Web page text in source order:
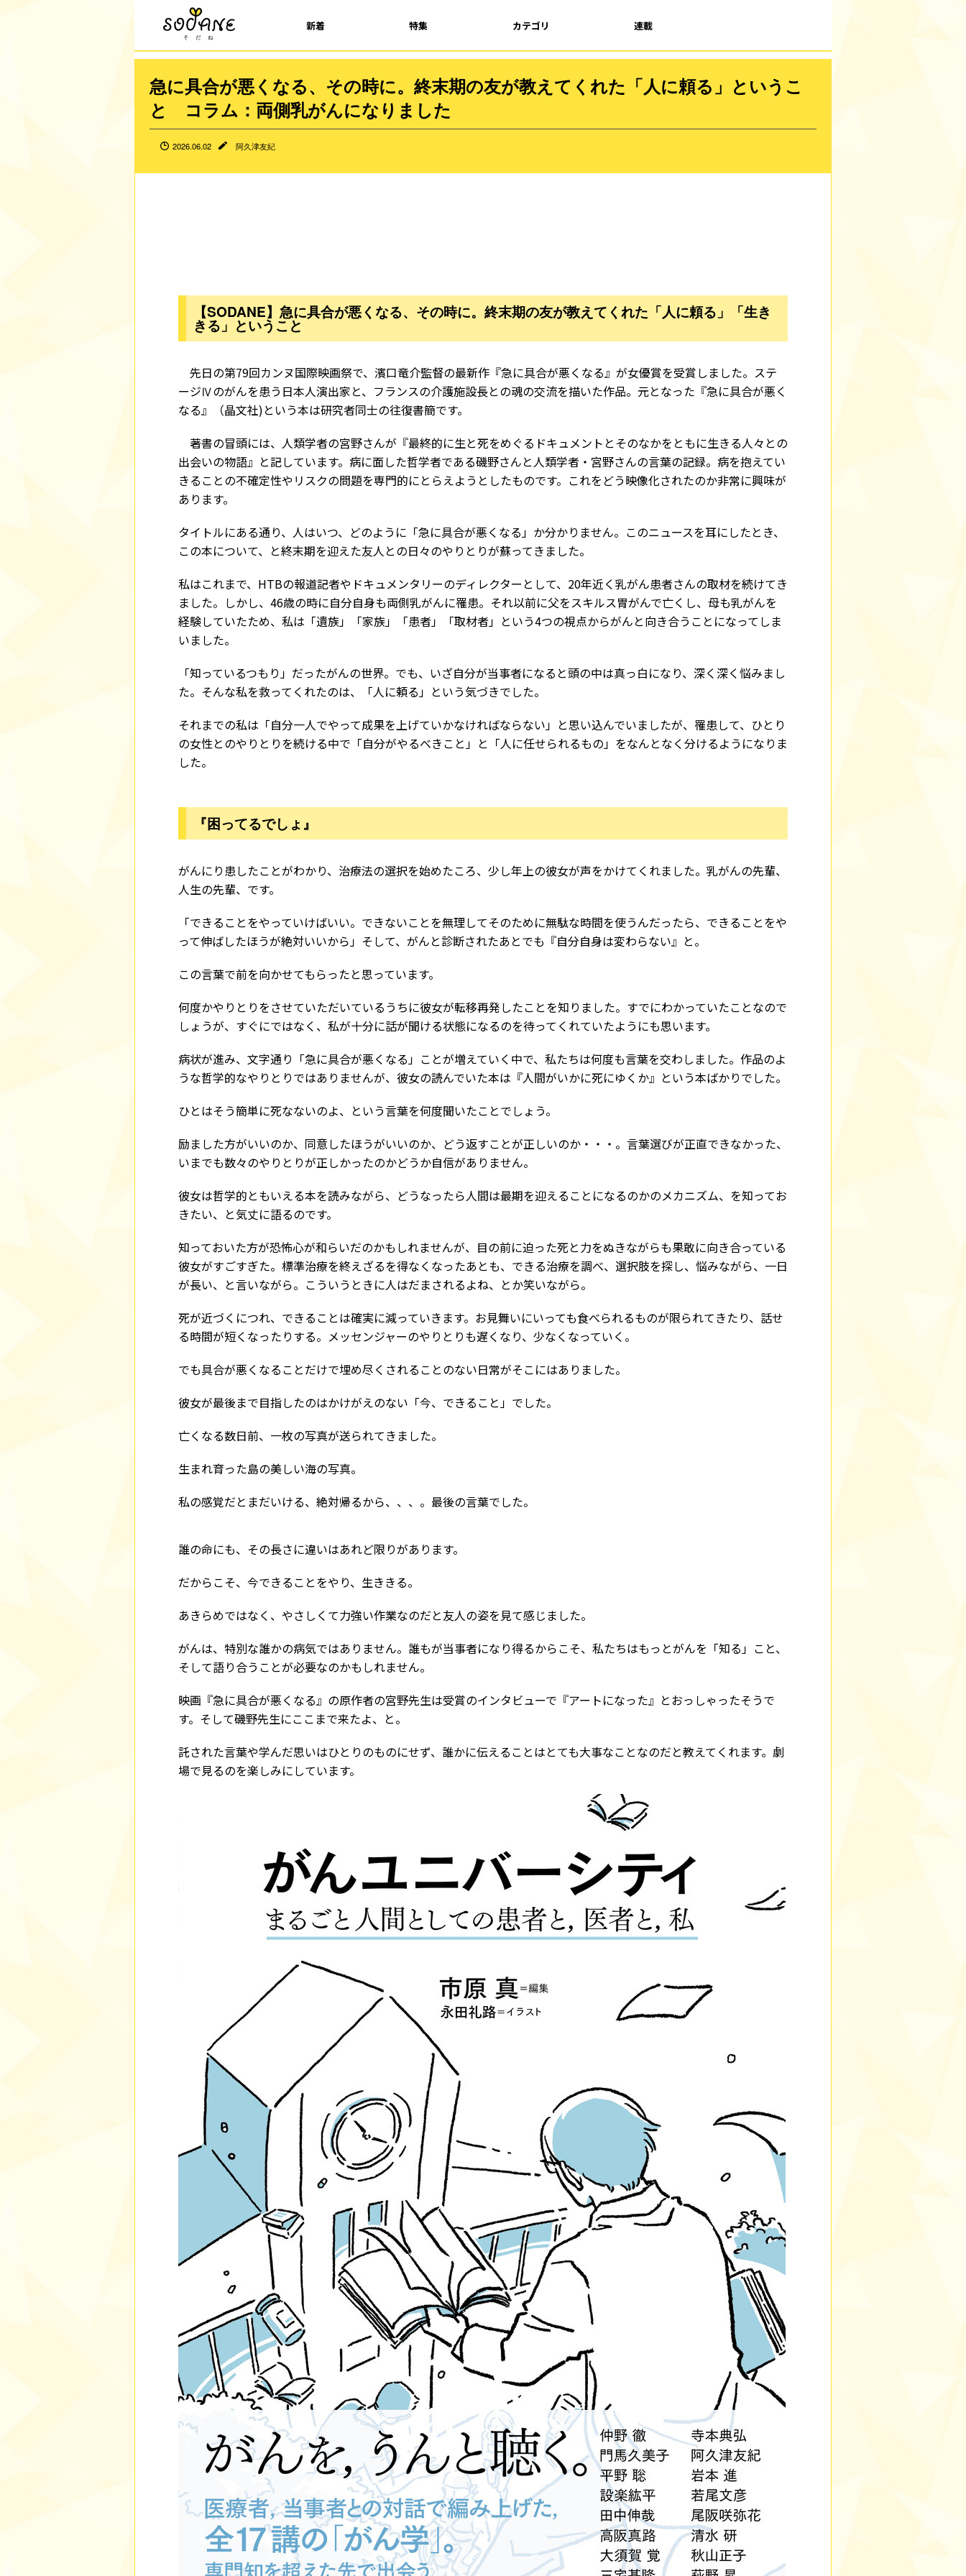
新着 特集 カテゴリ 連載
急に具合が悪くなる、その時に。終末期の友が教えてくれた「人に頼る」というこ
と コラム：両側乳がんになりました
2026.06.02 阿久津友紀
【SODANE】急に具合が悪くなる、その時に。終末期の友が教えてくれた「人に頼る」「生き
きる」ということ
先日の第79回カンヌ国際映画祭で、濱口竜介監督の最新作『急に具合が悪くなる』が女優賞を受賞しました。ステ
ージⅣのがんを患う日本人演出家と、フランスの介護施設長との魂の交流を描いた作品。元となった『急に具合が悪く
なる』（晶文社)という本は研究者同士の往復書簡です。
著書の冒頭には、人類学者の宮野さんが『最終的に生と死をめぐるドキュメントとそのなかをともに生きる人々との
出会いの物語』と記しています。病に面した哲学者である磯野さんと人類学者・宮野さんの言葉の記録。病を抱えてい
きることの不確定性やリスクの問題を専門的にとらえようとしたものです。これをどう映像化されたのか非常に興味が
あります。
タイトルにある通り、人はいつ、どのように「急に具合が悪くなる」か分かりません。このニュースを耳にしたとき、
この本について、と終末期を迎えた友人との日々のやりとりが蘇ってきました。
私はこれまで、HTBの報道記者やドキュメンタリーのディレクターとして、20年近く乳がん患者さんの取材を続けてき
ました。しかし、46歳の時に自分自身も両側乳がんに罹患。それ以前に父をスキルス胃がんで亡くし、母も乳がんを
経験していたため、私は「遺族」「家族」「患者」「取材者」という4つの視点からがんと向き合うことになってしま
いました。
「知っているつもり」だったがんの世界。でも、いざ自分が当事者になると頭の中は真っ白になり、深く深く悩みまし
た。そんな私を救ってくれたのは、「人に頼る」という気づきでした。
それまでの私は「自分一人でやって成果を上げていかなければならない」と思い込んでいましたが、罹患して、ひとり
の女性とのやりとりを続ける中で「自分がやるべきこと」と「人に任せられるもの」をなんとなく分けるようになりま
した。
『困ってるでしょ』
がんにり患したことがわかり、治療法の選択を始めたころ、少し年上の彼女が声をかけてくれました。乳がんの先輩、
人生の先輩、です。
「できることをやっていけばいい。できないことを無理してそのために無駄な時間を使うんだったら、できることをや
って伸ばしたほうが絶対いいから」そして、がんと診断されたあとでも『自分自身は変わらない』と。
この言葉で前を向かせてもらったと思っています。
何度かやりとりをさせていただいているうちに彼女が転移再発したことを知りました。すでにわかっていたことなので
しょうが、すぐにではなく、私が十分に話が聞ける状態になるのを待ってくれていたようにも思います。
病状が進み、文字通り「急に具合が悪くなる」ことが増えていく中で、私たちは何度も言葉を交わしました。作品のよ
うな哲学的なやりとりではありませんが、彼女の読んでいた本は『人間がいかに死にゆくか』という本ばかりでした。
ひとはそう簡単に死なないのよ、という言葉を何度聞いたことでしょう。
励ました方がいいのか、同意したほうがいいのか、どう返すことが正しいのか・・・。言葉選びが正直できなかった、
いまでも数々のやりとりが正しかったのかどうか自信がありません。
彼女は哲学的ともいえる本を読みながら、どうなったら人間は最期を迎えることになるのかのメカニズム、を知ってお
きたい、と気丈に語るのです。
知っておいた方が恐怖心が和らいだのかもしれませんが、目の前に迫った死と力をぬきながらも果敢に向き合っている
彼女がすごすぎた。標準治療を終えざるを得なくなったあとも、できる治療を調べ、選択肢を探し、悩みながら、一日
が長い、と言いながら。こういうときに人はだまされるよね、とか笑いながら。
死が近づくにつれ、できることは確実に減っていきます。お見舞いにいっても食べられるものが限られてきたり、話せ
る時間が短くなったりする。メッセンジャーのやりとりも遅くなり、少なくなっていく。
でも具合が悪くなることだけで埋め尽くされることのない日常がそこにはありました。
彼女が最後まで目指したのはかけがえのない「今、できること」でした。
亡くなる数日前、一枚の写真が送られてきました。
生まれ育った島の美しい海の写真。
私の感覚だとまだいける、絶対帰るから、、、。最後の言葉でした。
誰の命にも、その長さに違いはあれど限りがあります。
だからこそ、今できることをやり、生ききる。
あきらめではなく、やさしくて力強い作業なのだと友人の姿を見て感じました。
がんは、特別な誰かの病気ではありません。誰もが当事者になり得るからこそ、私たちはもっとがんを「知る」こと、
そして語り合うことが必要なのかもしれません。
映画『急に具合が悪くなる』の原作者の宮野先生は受賞のインタビューで『アートになった』とおっしゃったそうで
す。そして磯野先生にここまで来たよ、と。
託された言葉や学んだ思いはひとりのものにせず、誰かに伝えることはとても大事なことなのだと教えてくれます。劇
場で見るのを楽しみにしています。